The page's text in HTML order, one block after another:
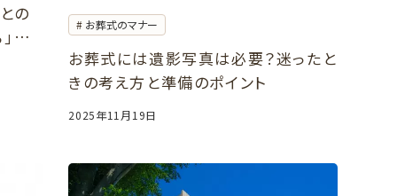
の
と
お葬式のマナー
お葬式には遺影写真は必要？迷ったと
きの考え方と準備のポイント
2025年11月19日